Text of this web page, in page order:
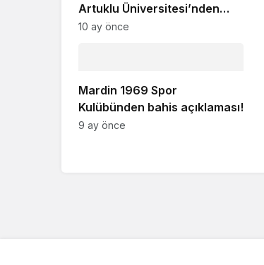
Artuklu Üniversitesi’nden
Destek
10 ay önce
Mardin 1969 Spor
Kulübünden bahis açıklaması!
9 ay önce